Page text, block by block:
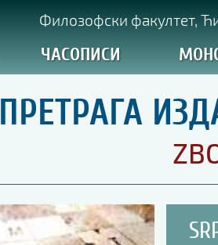
Филозофски факултет,
ЧАСОПИСИ
ПРЕТРАГА